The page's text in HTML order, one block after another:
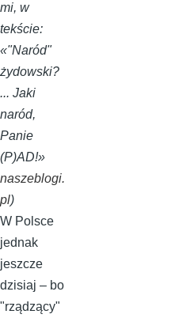
mi, w
tekście:
«"Naród"
żydowski?
... Jaki
naród,
Panie
(P)AD!»
naszeblogi.
pl)
W Polsce
jednak
jeszcze
dzisiaj – bo
"rządzący"